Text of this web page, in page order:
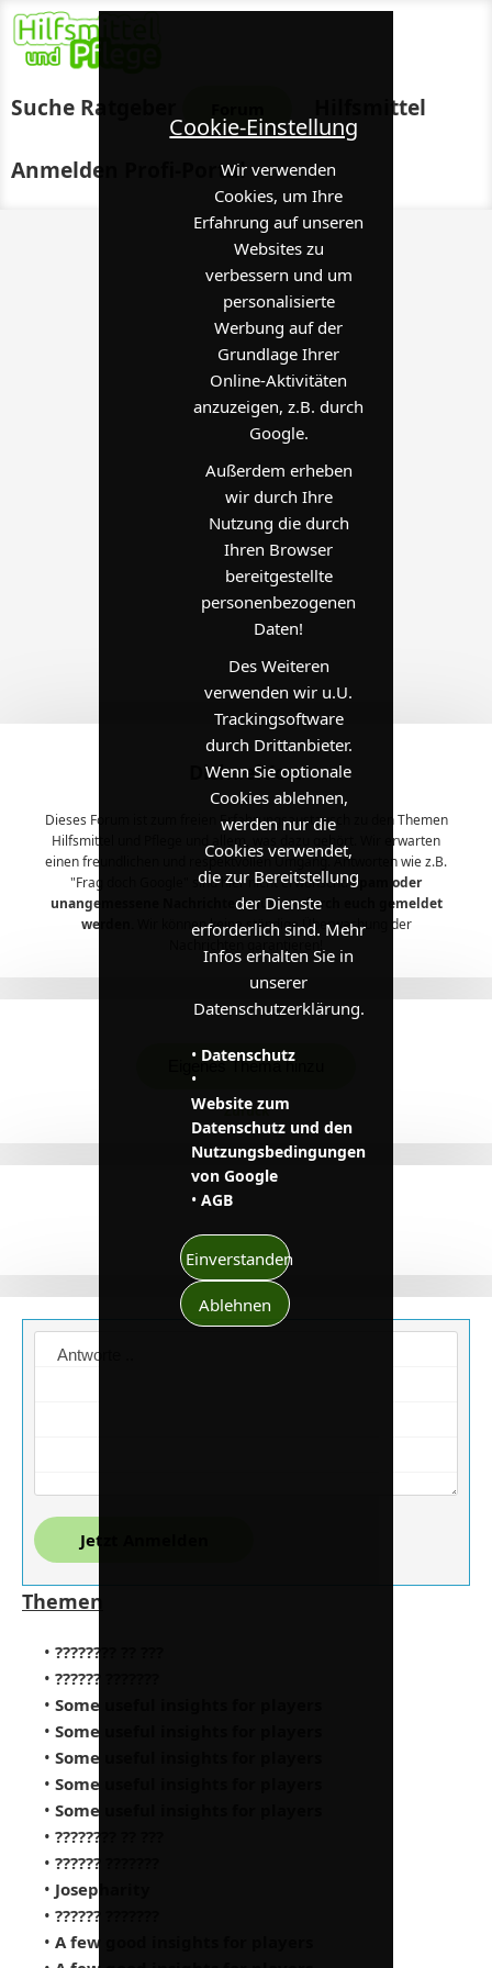
Cookie-Einstellung
Wir verwenden
Cookies, um Ihre
Erfahrung auf unseren
Websites zu
verbessern und um
personalisierte
Werbung auf der
Grundlage Ihrer
Online-Aktivitäten
anzuzeigen, z.B. durch
Google.
Außerdem erheben
wir durch Ihre
Nutzung die durch
Ihren Browser
bereitgestellte
personenbezogenen
Daten!
Des Weiteren
verwenden wir u.U.
Trackingsoftware
durch Drittanbieter.
Wenn Sie optionale
Cookies ablehnen,
werden nur die
Cookies verwendet,
die zur Bereitstellung
der Dienste
erforderlich sind. Mehr
Infos erhalten Sie in
unserer
Datenschutzerklärung.
• Datenschutz
•
Website zum
Datenschutz und den
Nutzungsbedingungen
von Google
•AGB
Einverstanden
Ablehnen
Suche Ratgeber Hilfsmittel
Anmelden Profi-Portal
DichaelVow
Dieses Forum ist zum freien Erfahrungsaustausch zu den Themen
Hilfsmittel und Pflege und allem, was dazu gehört. Wir erwarten
einen freundlichen und respektvollen Umgang. Antworten wie z.B.
"Frag doch Google" sind hier nicht erwünscht.Spam oder
unangemessene Nachrichten müssen durch euch gemeldet
werden.
Wir können keine ständige Überwachung der
Eigenes Thema hinzu
Zurück
Jetzt Anmelden
Themen
• ???????? ?? ???
• ?????? ???????
• Some useful insights for players
• Some useful insights for players
• Some useful insights for players
• Some useful insights for players
• Some useful insights for players
• ???????? ?? ???
• ?????? ???????
• Josepharity
• ?????? ???????
• A few good insights for players